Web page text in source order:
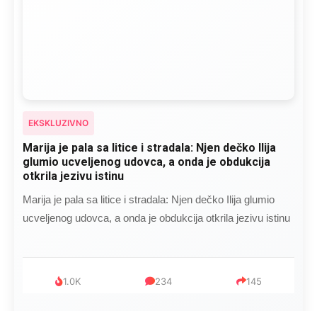
EKSKLUZIVNO
Marija je pala sa litice i stradala: Njen dečko Ilija
glumio ucveljenog udovca, a onda je obdukcija
otkrila jezivu istinu
Marija je pala sa litice i stradala: Njen dečko Ilija glumio
ucveljenog udovca, a onda je obdukcija otkrila jezivu istinu
1.0K 234 145